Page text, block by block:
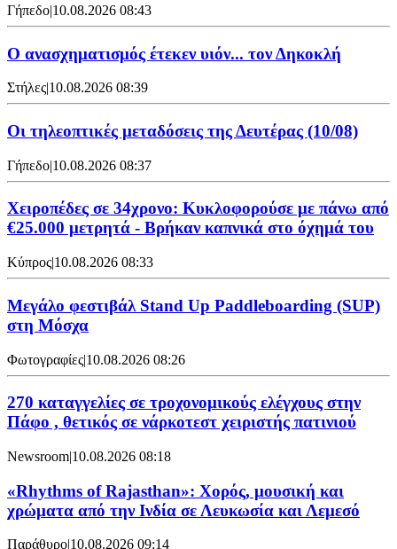
Γήπεδο|10.08.2026 08:43
Ο ανασχηματισμός έτεκεν υιόν... τον Δηκοκλή
Στήλες|10.08.2026 08:39
Οι τηλεοπτικές μεταδόσεις της Δευτέρας (10/08)
Γήπεδο|10.08.2026 08:37
Χειροπέδες σε 34χρονο: Κυκλοφορούσε με πάνω από
€25.000 μετρητά - Βρήκαν καπνικά στο όχημά του
Κύπρος|10.08.2026 08:33
Μεγάλο φεστιβάλ Stand Up Paddleboarding (SUP)
στη Μόσχα
Φωτογραφίες|10.08.2026 08:26
270 καταγγελίες σε τροχονομικούς ελέγχους στην
Πάφο , θετικός σε νάρκοτεστ χειριστής πατινιού
Newsroom|10.08.2026 08:18
«Rhythms of Rajasthan»: Χορός, μουσική και
χρώματα από την Ινδία σε Λευκωσία και Λεμεσό
Παράθυρο|10.08.2026 09:14